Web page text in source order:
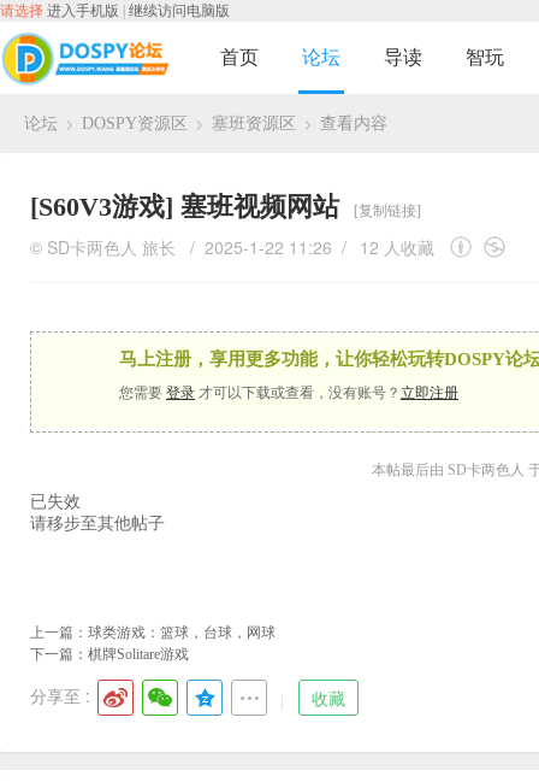
请选择 进入手机版 继续访问电脑版
首页 论坛 导读 智玩
论坛 DOSPY资源区 塞班资源区 查看内容
[S60V3游戏] 塞班视频网站 [复制链接]
© SD卡两色人 旅长 / 2025-1-22 11:26 / 12 人收藏
马上注册，享用更多功能，让你轻松玩转DOSPY论
您需要 登录 才可以下载或查看，没有账号？ 立即注册
本帖最后由 SD卡两色人
已失效
请移步至其他帖子
上一篇： 球类游戏：篮球，台球，网球
下一篇： 棋牌Solitare游戏
分享至 : 收藏